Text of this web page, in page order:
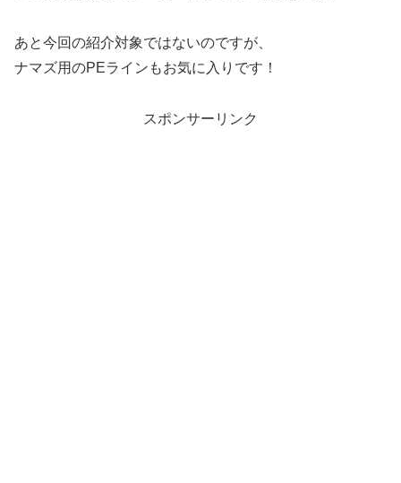
あと今回の紹介対象ではないのですが、
ナマズ用のPEラインもお気に入りです！
スポンサーリンク